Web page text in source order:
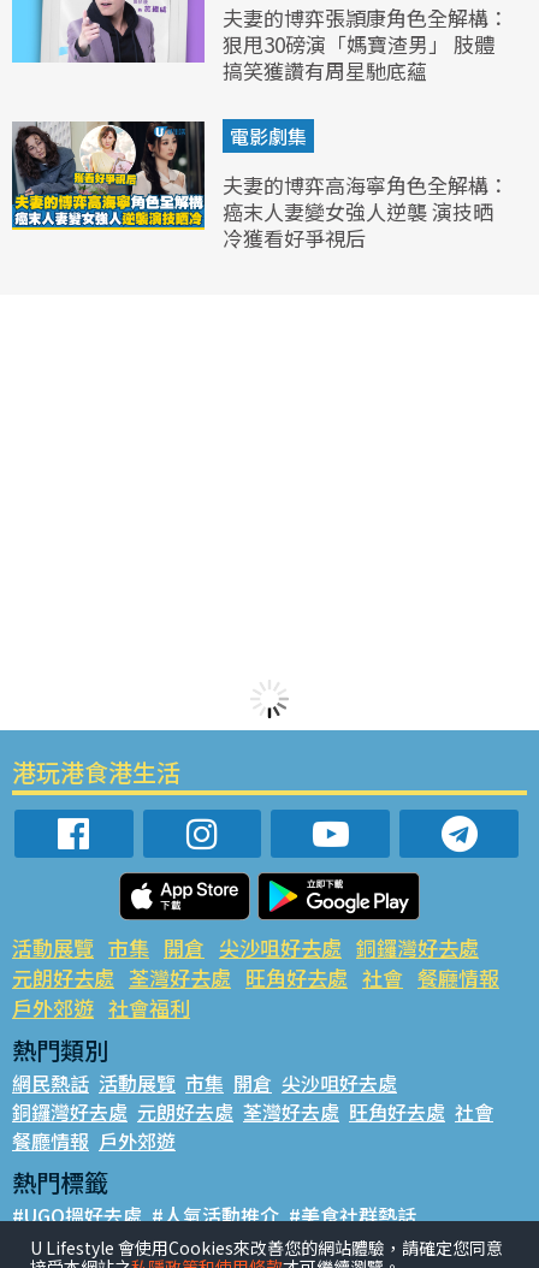
夫妻的博弈張頴康角色全解構：
狠甩30磅演「媽寶渣男」 肢體
搞笑獲讚有周星馳底蘊
電影劇集
夫妻的博弈高海寧角色全解構：
癌末人妻變女強人逆襲 演技晒
冷獲看好爭視后
港玩港食港生活
活動展覽 市集 開倉 尖沙咀好去處 銅鑼灣好去處
元朗好去處 荃灣好去處 旺角好去處 社會 餐廳情報
戶外郊遊 社會福利
熱門類別
網民熱話 活動展覽 市集 開倉 尖沙咀好去處
銅鑼灣好去處 元朗好去處 荃灣好去處 旺角好去處 社會
餐廳情報 戶外郊遊
熱門標籤
#UGO搵好去處 #人氣活動推介 #美食社群熱話
#親子玩樂好去處 #ULifestyle應用程式 #限時搶
U Lifestyle 會使用Cookies來改善您的網站體驗，請確定您同意